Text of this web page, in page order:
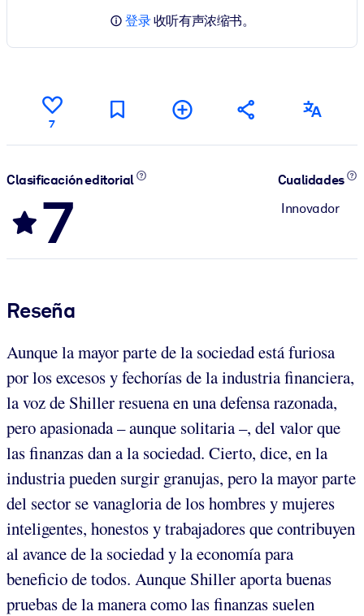
登录收听有声浓缩书。
7
Clasificación editorial
7
Cualidades
Innovador
Reseña
Aunque la mayor parte de la sociedad está furiosa
por los excesos y fechorías de la industria financiera,
la voz de Shiller resuena en una defensa razonada,
pero apasionada – aunque solitaria –, del valor que
las finanzas dan a la sociedad. Cierto, dice, en la
industria pueden surgir granujas, pero la mayor parte
del sector se vanagloria de los hombres y mujeres
inteligentes, honestos y trabajadores que contribuyen
al avance de la sociedad y la economía para
beneficio de todos. Aunque Shiller aporta buenas
pruebas de la manera como las finanzas suelen